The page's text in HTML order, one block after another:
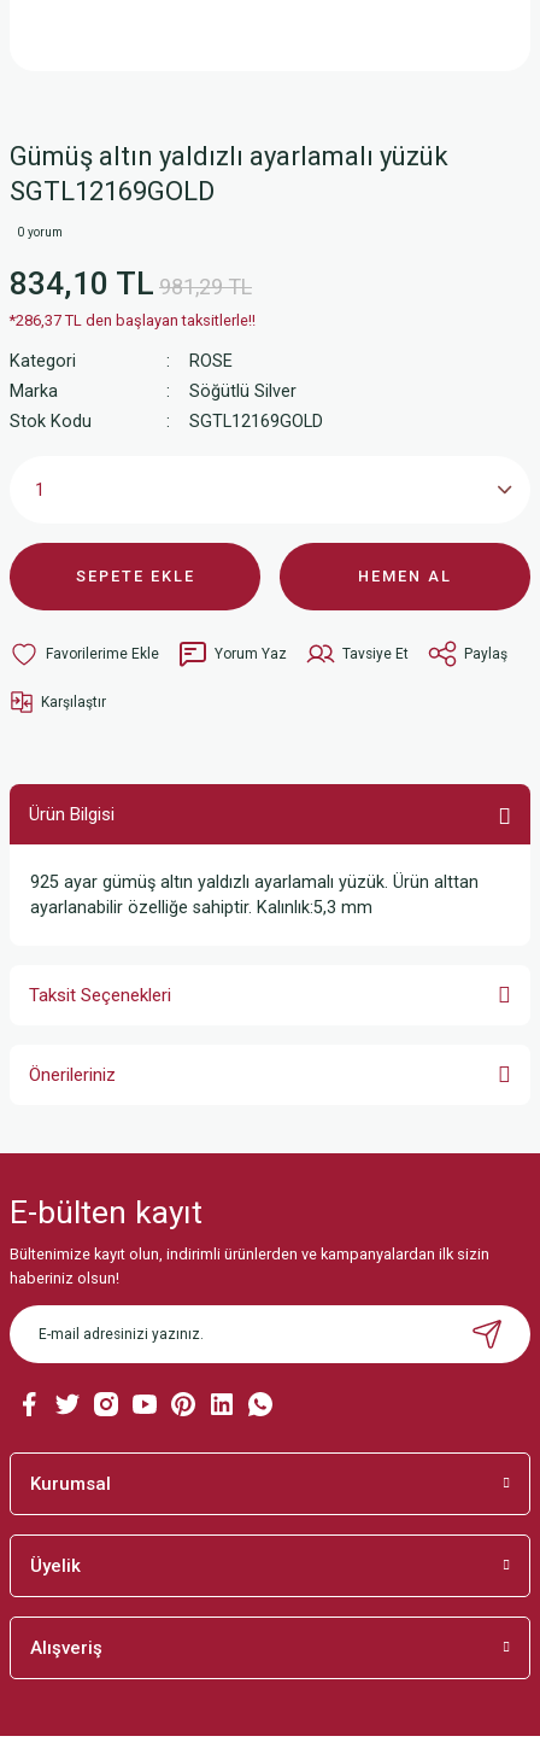
Gümüş altın yaldızlı ayarlamalı yüzük
SGTL12169GOLD
0 yorum
834,10 TL 981,29 TL
*286,37 TL den başlayan taksitlerle!!
Kategori
ROSE
Marka
Söğütlü Silver
Stok Kodu
SGTL12169GOLD
SEPETE EKLE HEMEN AL
Yorum Yaz Tavsiye Et Paylaş
Karşılaştır
Ürün Bilgisi
925 ayar gümüş altın yaldızlı ayarlamalı yüzük. Ürün alttan
ayarlanabilir özelliğe sahiptir. Kalınlık:5,3 mm
Taksit Seçenekleri
Önerileriniz
Görüş ve önerileriniz için teşekkür ederiz.
Ürün resmi kalitesiz, bozuk veya görüntülenemiyor.
Ürün açıklamasında eksik bilgiler bulunuyor.
Ürün bilgilerinde hatalar bulunuyor.
Bu ürüne benzer farklı alternatifler olmalı.
E-bülten kayıt
Bültenimize kayıt olun, indirimli ürünlerden ve kampanyalardan ilk sizin
haberiniz olsun!
Kurumsal
Üyelik
Alışveriş